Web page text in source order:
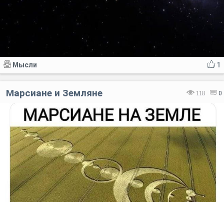
1
Мысли
118 0
Марсиане и Земляне